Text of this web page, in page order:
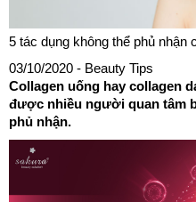
5 tác dụng không thể phủ nhận
03/10/2020 - Beauty Tips
Collagen uống hay collagen
được nhiều người quan tâm
phủ nhận.